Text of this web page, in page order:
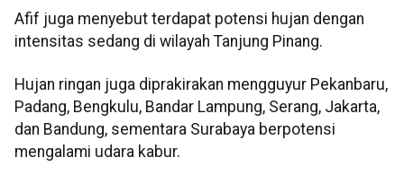
Afif juga menyebut terdapat potensi hujan dengan
intensitas sedang di wilayah Tanjung Pinang.
Hujan ringan juga diprakirakan mengguyur Pekanbaru,
Padang, Bengkulu, Bandar Lampung, Serang, Jakarta,
dan Bandung, sementara Surabaya berpotensi
mengalami udara kabur.